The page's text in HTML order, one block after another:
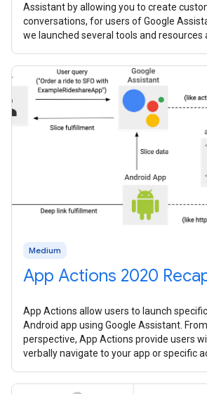
Assistant by allowing you to create
conversations, for users of Google
we launched several tools and resources
Medium
App Actions 2020
App Actions allow users to launch
Android app using Google Assistant. From
perspective, App Actions provide users
verbally navigate to your app or specific